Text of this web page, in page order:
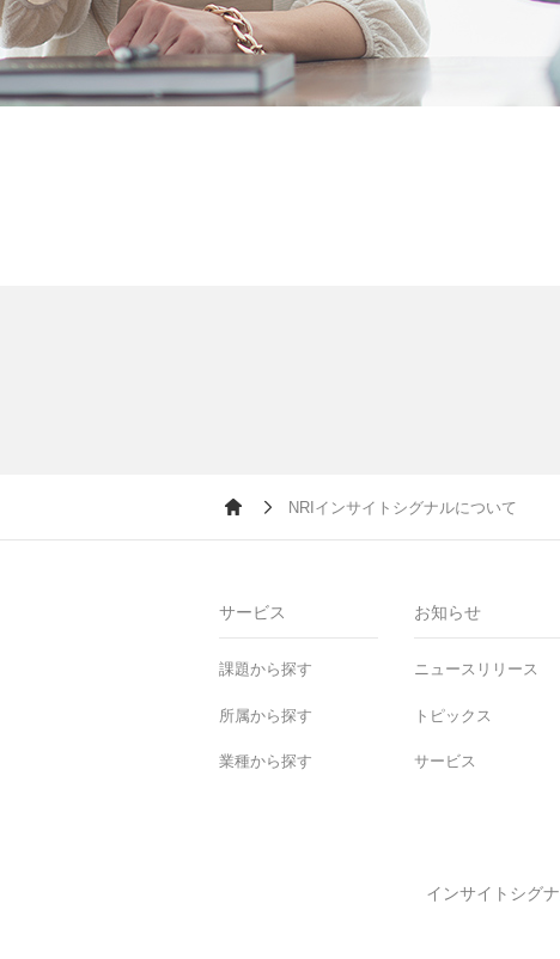
NRIインサイトシグナルについて
サービス
課題から探す
所属から探す
業種から探す
お知らせ
ニュースリリース
トピックス
サービス
インサイトシグ